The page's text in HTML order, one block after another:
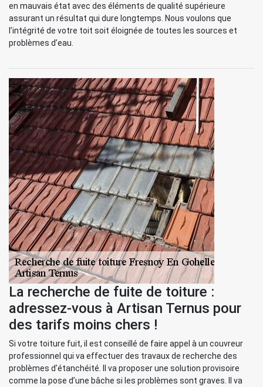
en mauvais état avec des éléments de qualité supérieure
assurant un résultat qui dure longtemps. Nous voulons que
l’intégrité de votre toit soit éloignée de toutes les sources et
problèmes d’eau.
La recherche de fuite de toiture :
adressez-vous à Artisan Ternus pour
des tarifs moins chers !
Si votre toiture fuit, il est conseillé de faire appel à un couvreur
professionnel qui va effectuer des travaux de recherche des
problèmes d’étanchéité. Il va proposer une solution provisoire
comme la pose d’une bâche si les problèmes sont graves. Il va